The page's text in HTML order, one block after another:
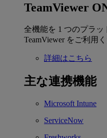
TeamViewer
全機能を 1 つのプラ
TeamViewer をご利用く
詳細はこちら
主な連携機能
Microsoft Intune
ServiceNow